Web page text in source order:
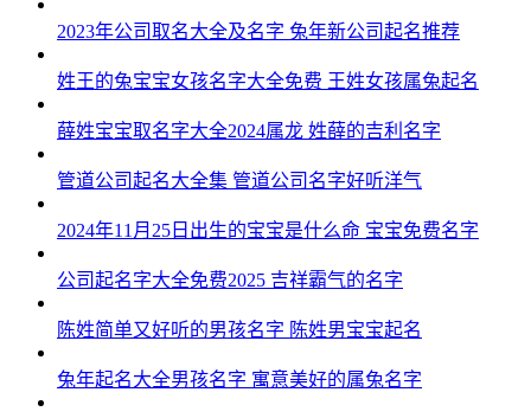
2023年公司取名大全及名字 兔年新公司起名推荐
姓王的兔宝宝女孩名字大全免费 王姓女孩属兔起名
薛姓宝宝取名字大全2024属龙 姓薛的吉利名字
管道公司起名大全集 管道公司名字好听洋气
2024年11月25日出生的宝宝是什么命 宝宝免费名字
公司起名字大全免费2025 吉祥霸气的名字
陈姓简单又好听的男孩名字 陈姓男宝宝起名
兔年起名大全男孩名字 寓意美好的属兔名字